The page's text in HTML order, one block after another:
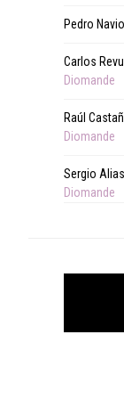
Pedro Navio
Carlos
Diomande
Raúl
Diomande
Sergio
Diomande